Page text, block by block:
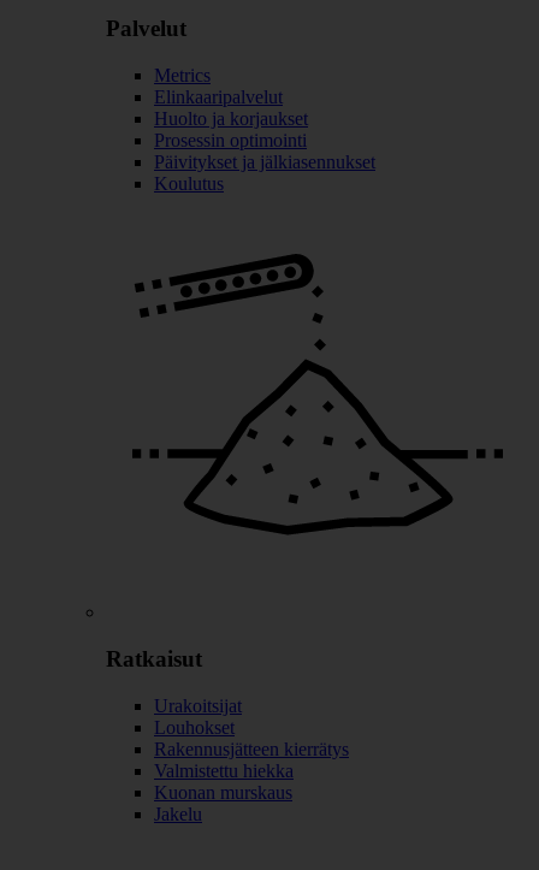
Palvelut
Metrics
Elinkaaripalvelut
Huolto ja korjaukset
Prosessin optimointi
Päivitykset ja jälkiasennukset
Koulutus
Ratkaisut
Urakoitsijat
Louhokset
Rakennusjätteen kierrätys
Valmistettu hiekka
Kuonan murskaus
Jakelu